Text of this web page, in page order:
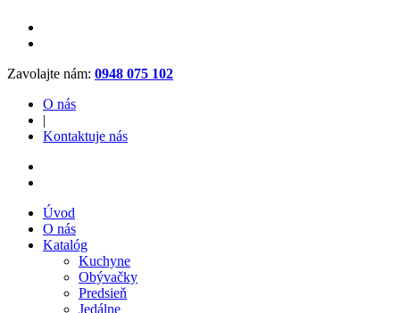
Zavolajte nám: 0948 075 102
O nás
|
Kontaktuje nás
Úvod
O nás
Katalóg
Kuchyne
Obývačky
Predsieň
Jedálne